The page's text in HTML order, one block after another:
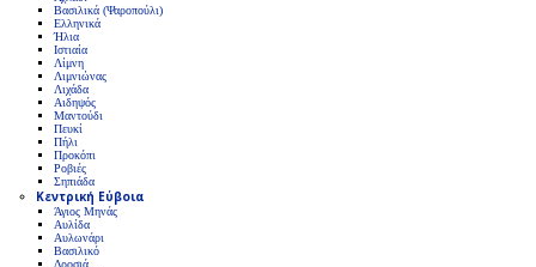
Βασιλικά (Ψαροπούλι)
Ελληνικά
Ήλια
Ιστιαία
Λίμνη
Λιμνιώνας
Λιχάδα
Αιδηψός
Μαντούδι
Πευκί
Πήλι
Προκόπι
Ροβιές
Σηπιάδα
Κεντρική Εύβοια
Άγιος Μηνάς
Αυλίδα
Αυλωνάρι
Βασιλικό
Δροσιά